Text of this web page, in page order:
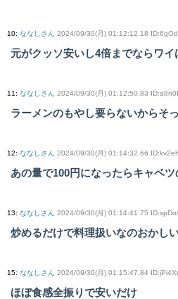
10: ななしさん 2024/09/30(月) 01:12:12.18
元がクッソ安いし4倍までならワイ
11: ななしさん 2024/09/30(月) 01:12:50.83
ラーメンのもやし要らないからそ
12: ななしさん 2024/09/30(月) 01:14:32.66
あの量で100円になったらキャベ
13: ななしさん 2024/09/30(月) 01:14:41.75
炒めるだけで料理扱いなのおかし
15: ななしさん 2024/09/30(月) 01:15:47.84
ほぼ食感全振りで安いだけ